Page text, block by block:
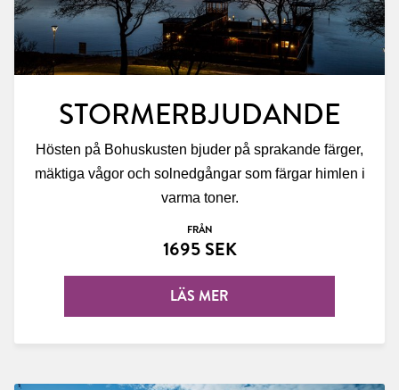
STORMERBJUDANDE
Hösten på Bohuskusten bjuder på sprakande färger,
mäktiga vågor och solnedgångar som färgar himlen i
varma toner.
FRÅN
1695 SEK
LÄS MER